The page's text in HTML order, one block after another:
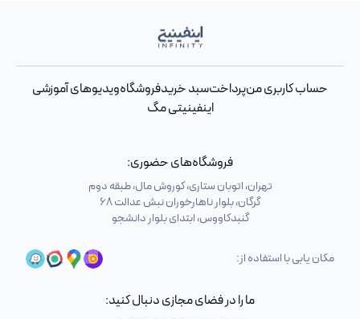
حساب کاربری منپرداختسبد خریدفروشگاهویدیوهای آموزشی
اینفینیتی مگ
فروشگاه‌های حضوری:
تهران، اتوبان ستاری، کوروش مال، طبقه دوم
گرگان، بلوار ناهارخوران نبش عدالت 68
گنبدکاووس، ابتدای بلوار دانشجو
مکان یابی با استفاده از:
ما را در فضای مجازی دنبال کنید: